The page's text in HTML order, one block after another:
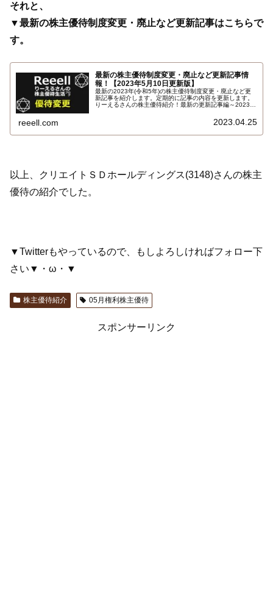
それと、
▼最新の株主優待制度変更・廃止など更新記事はこちらで
す。
最新の株主優待制度変更・廃止など更新記事情
報！【2023年5月10日更新版】
最新の2023年(令和5年)の株主優待制度変更・廃止など更
新記事を紹介します。定期的に記事の内容を更新します。
りーえるさんの株主優待紹介！最新の更新記事編～2023年
reeell.com 2023.04.25
以上、クリエイトＳＤホールディングス(3148)さんの株主
優待の紹介でした。
▼Twitterもやっているので、もしよろしければフォロー下
さい▼・ω・▼
株主優待紹介 05月権利株主優待
スポンサーリンク